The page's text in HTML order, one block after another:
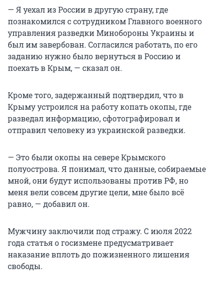
— Я уехал из России в другую страну, где
познакомился с сотрудником Главного военного
управления разведки Минобороны Украины и
был им завербован. Согласился работать, по его
заданию нужно было вернуться в Россию и
поехать в Крым, — сказал он.
Кроме того, задержанный подтвердил, что в
Крыму устроился на работу копать окопы, где
разведал информацию, сфотографировал и
отправил человеку из украинской разведки.
— Это были окопы на севере Крымского
полуострова. Я понимал, что данные, собираемые
мной, они будут использованы против РФ, но
меня вели совсем другие цели, мне было всё
равно, — добавил он.
Мужчину заключили под стражу. С июля 2022
года статья о госизмене предусматривает
наказание вплоть до пожизненного лишения
свободы.